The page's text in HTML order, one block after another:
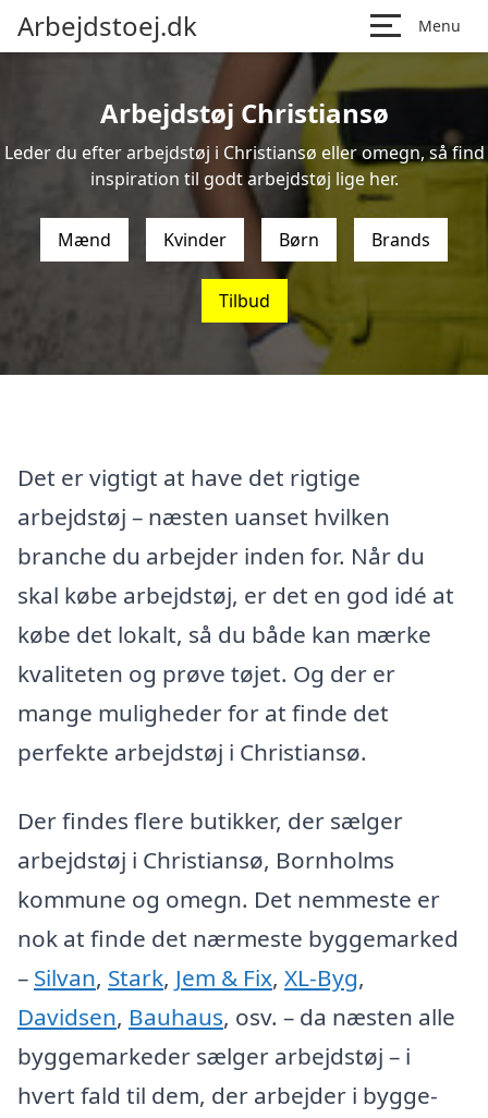
Arbejdstoej.dk Menu
Arbejdstøj Christiansø
Leder du efter arbejdstøj i Christiansø eller omegn, så find
inspiration til godt arbejdstøj lige her.
Mænd Kvinder Børn Brands
Tilbud
Det er vigtigt at have det rigtige
arbejdstøj – næsten uanset hvilken
branche du arbejder inden for. Når du
skal købe arbejdstøj, er det en god idé at
købe det lokalt, så du både kan mærke
kvaliteten og prøve tøjet. Og der er
mange muligheder for at finde det
perfekte arbejdstøj i Christiansø.
Der findes flere butikker, der sælger
arbejdstøj i Christiansø, Bornholms
kommune og omegn. Det nemmeste er
nok at finde det nærmeste byggemarked
– Silvan, Stark, Jem & Fix, XL-Byg,
Davidsen, Bauhaus, osv. – da næsten alle
byggemarkeder sælger arbejdstøj – i
hvert fald til dem, der arbejder i bygge-